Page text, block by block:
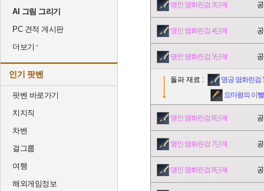
AI 그림 그리기
PC 견적 게시판
더보기
인기 팟벤
팟벤 바로가기
치지직
차벤
걸그룹
여행
해외게임정보
명인 염화린검 3단계
명인 염화린검 4단계
명인 염화린검 5단계
돌파 재료 :
명공 염화린검
요마왕의 이빨
명인 염화린검 6단계
명인 염화린검 7단계
명인 염화린검 8단계